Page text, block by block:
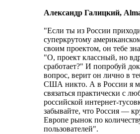
Александр Галицкий,
"Если ты из России
суперкрутому
своим проектом, он тебе
"О, проект классный, но
сработает?" И попробуй
вопрос, верит он лично в
США никто. А в России я
связаться практически с
российской интернет-
забывайте, что Россия —
Европе рынок по
пользователей".